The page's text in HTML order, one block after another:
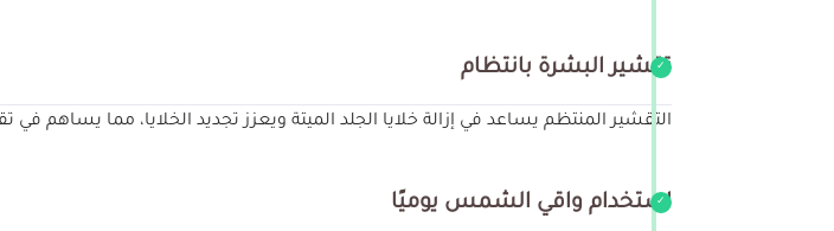
تقشير البشرة بانتظام
التقشير المنتظم يساعد في إزالة خلايا الجلد الميتة ويعزز تجديد الخلايا، مما يساهم في
استخدام واقي الشمس يوميًا